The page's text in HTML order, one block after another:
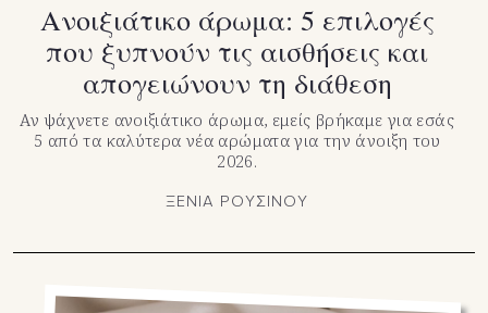
Ανοιξιάτικο άρωμα: 5 επιλογές
που ξυπνούν τις αισθήσεις και
απογειώνουν τη διάθεση
Αν ψάχνετε ανοιξιάτικο άρωμα, εμείς βρήκαμε για εσάς
5 από τα καλύτερα νέα αρώματα για την άνοιξη του
2026.
ΞΕΝΙΑ ΡΟΥΣΙΝΟΥ